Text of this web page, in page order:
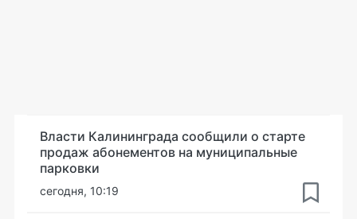
Власти Калининграда сообщили о старте
продаж абонементов на муниципальные
парковки
сегодня, 10:19